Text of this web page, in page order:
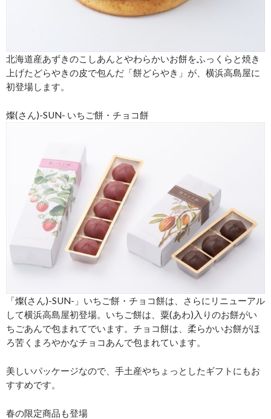
北海道産あずきのこしあんとやわらかいお餅をふっくらと焼き
上げたどらやきの皮で包んだ「餅どらやき」が、横浜高島屋に
初登場します。
燦(さん)-SUN- いちご餅・チョコ餅
「燦(さん)-SUN-」いちご餅・チョコ餅は、さらにリニューアル
して横浜高島屋初登場。いちご餅は、粟(あわ)入りのお餅がい
ちごあんで包まれてでいます。チョコ餅は、柔らかいお餅がほ
ろ苦くまろやかなチョコあんで包まれています。
美しいパッケージなので、手土産やちょっとしたギフトにもお
すすめです。
春の限定商品も登場